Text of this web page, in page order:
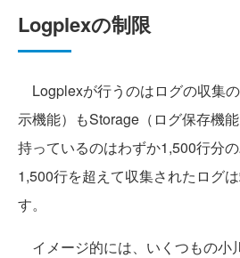
Logplexの制限
Logplexが行うのはログの収集
示機能）もStorage（ログ保存機能
持っているのはわずか1,500行分の
1,500行を超えて収集されたログ
す。
イメージ的には、いくつもの小